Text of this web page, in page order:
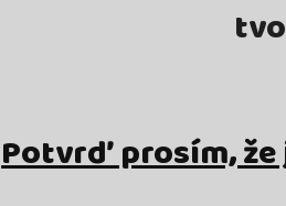
Potvrď prosím, že